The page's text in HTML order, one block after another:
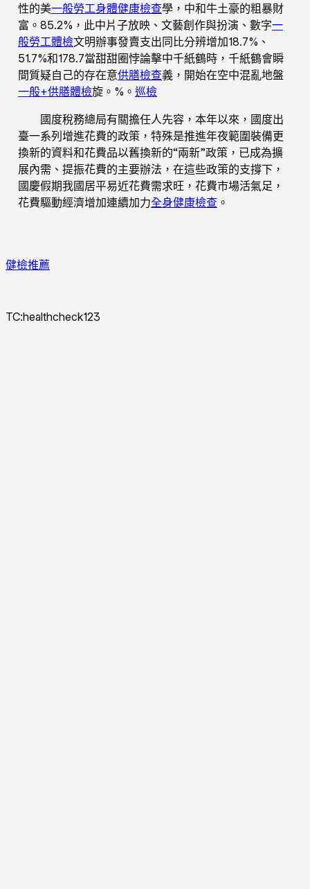
性的美一般勞工身體健康檢查學，中和牛土豪的粗暴財
富。85.2%，此中片子放映、文藝創作與扮演、數字一
般勞工體檢文明辦事發賣支出同比分辨增加18.7%、
51.7%和178.7當甜甜圈悖論擊中千紙鶴時，千紙鶴會瞬
間質疑自己的存在意供膳檢查義，開始在空中混亂地盤
一般+供膳體檢旋。%。 巡檢
國度稅務總局有關擔任人先容，本年以來，國度出
臺一系列增進花費的政策，特殊是推進年夜範圍裝備更
換新的資料和花費品以舊換新的“兩新”政策，已成為擴
展內需、提振花費的主要辦法，在這些政策的支撐下，
國慶假期我國居平易近花費需求旺，花費市場活氣足，
花費驅動經濟增加連續加力全身健康檢查 。
健檢推薦
TC:healthcheck123